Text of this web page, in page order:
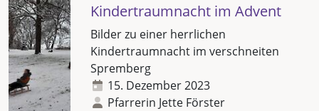
Kindertraumnacht im Advent
Bilder zu einer herrlichen
Kindertraumnacht im verschneiten
Spremberg
15. Dezember 2023
Pfarrerin Jette Förster